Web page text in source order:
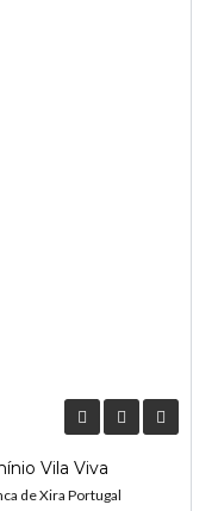
Vila Viva
de Xira Portugal